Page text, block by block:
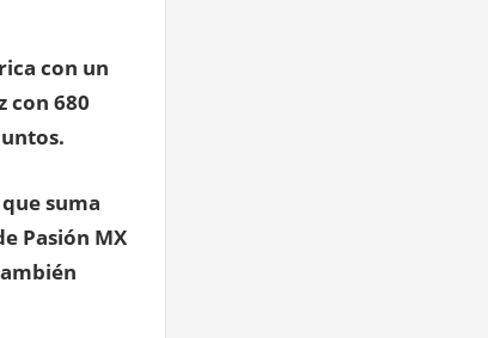
con un
con 680
suma
Pasión MX